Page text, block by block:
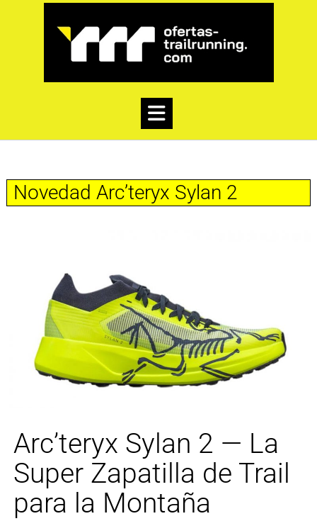
Novedad Arc’teryx Sylan 2
Arc’teryx Sylan 2 — La
Super Zapatilla de Trail
para la Montaña